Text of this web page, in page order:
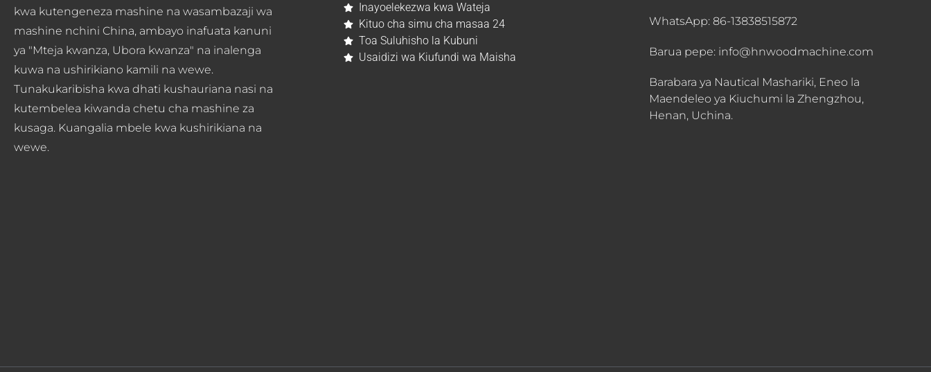
kwa kutengeneza mashine na wasambazaji wa
mashine nchini China, ambayo inafuata kanuni
ya "Mteja kwanza, Ubora kwanza" na inalenga
kuwa na ushirikiano kamili na wewe.
Tunakukaribisha kwa dhati kushauriana nasi na
kutembelea kiwanda chetu cha mashine za
kusaga. Kuangalia mbele kwa kushirikiana na
wewe.
Inayoelekezwa kwa Wateja
Kituo cha simu cha masaa 24
Toa Suluhisho la Kubuni
Usaidizi wa Kiufundi wa Maisha
WhatsApp: 86-13838515872
Barua pepe: info@hnwoodmachine.com
Barabara ya Nautical Mashariki, Eneo la
Maendeleo ya Kiuchumi la Zhengzhou,
Henan, Uchina.